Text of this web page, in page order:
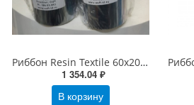
Риббон Resin Textile 60х200х25 Черный для текстильных лент
1 354.04 ₽
В корзину